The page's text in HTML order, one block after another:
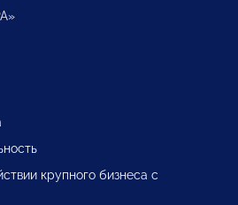
крупного бизнеса с